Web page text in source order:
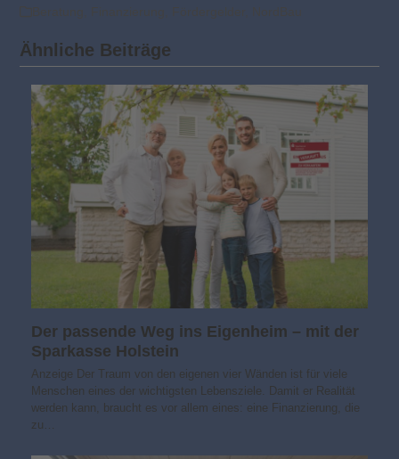
Ähnliche Beiträge
Der passende Weg ins Eigenheim – mit der
Sparkasse Holstein
Anzeige Der Traum von den eigenen vier Wänden ist für viele
Menschen eines der wichtigsten Lebensziele. Damit er Realität
werden kann, braucht es vor allem eines: eine Finanzierung, die
zu…